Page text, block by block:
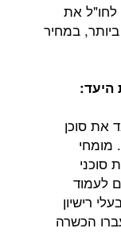
את
במחיר
את סוכן
מומחי
סוכני
לעמוד
רישיון
הכשרה